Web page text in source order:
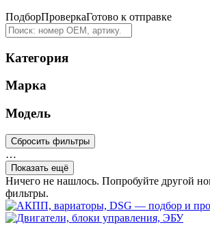
ПодборПроверкаГотово к отправке
Категория
Марка
Модель
Сбросить фильтры
…
Показать ещё
Ничего не нашлось. Попробуйте другой
фильтры.